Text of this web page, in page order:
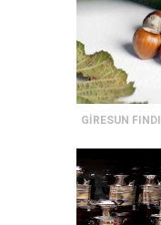
GİRESUN